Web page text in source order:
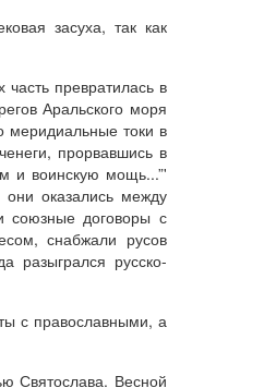
засуха, так как
превратилась в
Аральского моря
меридиальные токи в
прорвавшись в
и воинскую мощь...”'
оказались между
союзные договоры с
снабжали русов
разыгрался русско-
с православными, а
Святослава. Весной